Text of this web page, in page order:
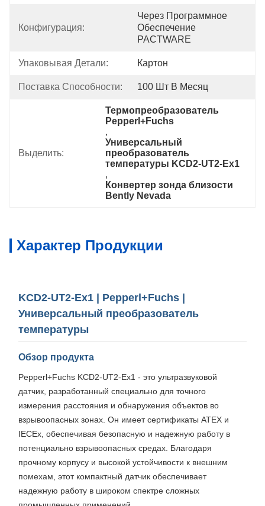
Конфигурация:
Через Программное
Обеспечение
PACTWARE
Упаковывая Детали: Картон
Поставка Способности: 100 Шт В Месяц
Выделить:
Термопреобразователь
Pepperl+Fuchs
,
Универсальный
преобразователь
температуры KCD2-UT2-Ex1
,
Конвертер зонда близости
Bently Nevada
Характер Продукции
KCD2-UT2-Ex1 | Pepperl+Fuchs |
Универсальный преобразователь
температуры
Обзор продукта
Pepperl+Fuchs KCD2-UT2-Ex1 - это ультразвуковой
датчик, разработанный специально для точного
измерения расстояния и обнаружения объектов во
взрывоопасных зонах. Он имеет сертификаты ATEX и
IECEx, обеспечивая безопасную и надежную работу в
потенциально взрывоопасных средах. Благодаря
прочному корпусу и высокой устойчивости к внешним
помехам, этот компактный датчик обеспечивает
надежную работу в широком спектре сложных